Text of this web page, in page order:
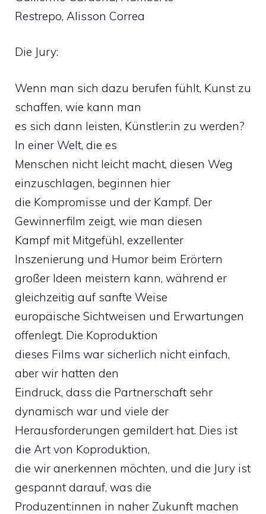
Restrepo, Alisson Correa
Die Jury:
Wenn man sich dazu berufen fühlt, Kunst zu
schaffen, wie kann man
es sich dann leisten, Künstler:in zu werden?
In einer Welt, die es
Menschen nicht leicht macht, diesen Weg
einzuschlagen, beginnen hier
die Kompromisse und der Kampf. Der
Gewinnerfilm zeigt, wie man diesen
Kampf mit Mitgefühl, exzellenter
Inszenierung und Humor beim Erörtern
großer Ideen meistern kann, während er
gleichzeitig auf sanfte Weise
europäische Sichtweisen und Erwartungen
offenlegt. Die Koproduktion
dieses Films war sicherlich nicht einfach,
aber wir hatten den
Eindruck, dass die Partnerschaft sehr
dynamisch war und viele der
Herausforderungen gemildert hat. Dies ist
die Art von Koproduktion,
die wir anerkennen möchten, und die Jury ist
gespannt darauf, was die
Produzent:innen in naher Zukunft machen